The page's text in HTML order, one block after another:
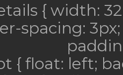
{ width:
spacing:
{ float: left;